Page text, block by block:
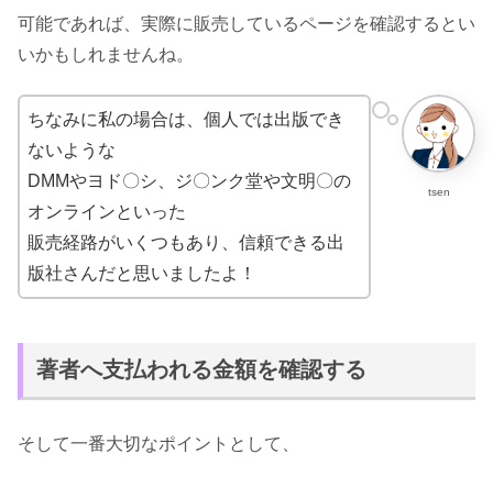
可能であれば、実際に販売しているページを確認するとい
いかもしれませんね。
tsen
ちなみに私の場合は、個人では出版でき
ないような
DMMやヨド〇シ、ジ〇ンク堂や文明〇の
オンラインといった
販売経路がいくつもあり、信頼できる出
版社さんだと思いましたよ！
著者へ支払われる金額を確認する
そして一番大切なポイントとして、